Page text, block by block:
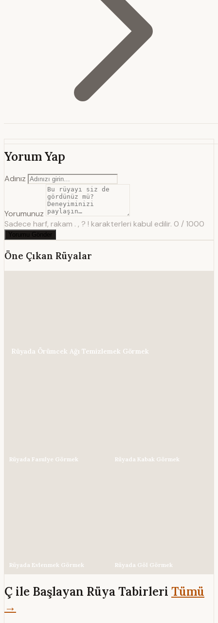
Yorum Yap
Adınız
Yorumunuz
Sadece harf, rakam . , ? ! karakterleri kabul edilir. 0 / 1000
Yorumu Gönder
Öne Çıkan Rüyalar
Rüyada Örümcek Ağı Temizlemek Görmek
Rüyada Fasulye Görmek Rüyada Kabak Görmek
Rüyada Evlenmek Görmek Rüyada Göl Görmek
Ç ile Başlayan Rüya Tabirleri Tümü
→